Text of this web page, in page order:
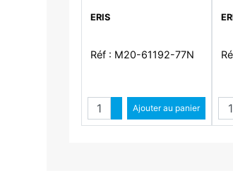
ERIS
Réf : M20-61192-77N
QuantitéAugmenter quantité
Diminuer quantité
Ajouter au panier